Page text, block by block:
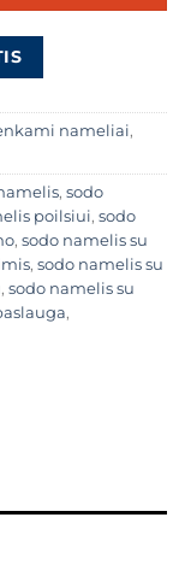
nameliai,
, sodo
poilsiui, sodo
, sodo namelis su
, sodo namelis su
, sodo namelis su
,